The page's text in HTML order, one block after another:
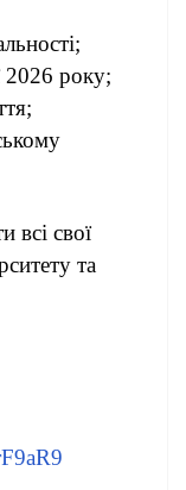
2026 року;
всі свої
та